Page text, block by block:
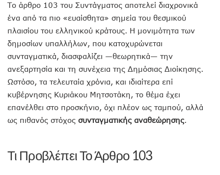
Το άρθρο 103 του Συντάγματος αποτελεί διαχρονικά
ένα από τα πιο «ευαίσθητα» σημεία του θεσμικού
πλαισίου του ελληνικού κράτους. Η μονιμότητα των
δημοσίων υπαλλήλων, που κατοχυρώνεται
συνταγματικά, διασφαλίζει —θεωρητικά— την
ανεξαρτησία και τη συνέχεια της Δημόσιας Διοίκησης.
Ωστόσο, τα τελευταία χρόνια, και ιδιαίτερα επί
κυβέρνησης Κυριάκου Μητσοτάκη, το θέμα έχει
επανέλθει στο προσκήνιο, όχι πλέον ως ταμπού, αλλά
ως πιθανός στόχος συνταγματικής αναθεώρησης.
Τι Προβλέπει Το Άρθρο 103